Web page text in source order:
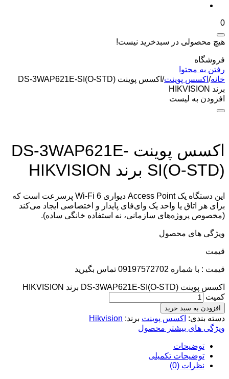
0
هیچ محصولی در سبدخرید نیست!
فروشگاه
رفتن به محتوا
خانه/ اکسس پوینت/
اکسس پوینت DS-3WAP621E-SI(O-STD)
برند HIKVISION
افزودن به لیست
اکسس پوینت DS-3WAP621E-
SI(O-STD) برند HIKVISION
این دستگاه یک Access Point دیواری Wi-Fi 6 پرسرعت است که
برای هر اتاق یا واحد یک وای‌فای پایدار و اختصاصی ایجاد می‌کند
(مخصوص پروژه‌های سازمانی، نه استفاده خانگی ساده).
ویژگی های محصول
قيمت
قیمت : با شماره 09197572702 تماس بگیرید
اکسس پوینت DS-3WAP621E-SI(O-STD) برند HIKVISION
کمیت
افزودن به سبد خرید
دسته بندی: اکسس پوینت برند: Hikvision
ویژگی های بیشتر محصول
توضیحات
توضیحات تکمیلی
نظرات (0)